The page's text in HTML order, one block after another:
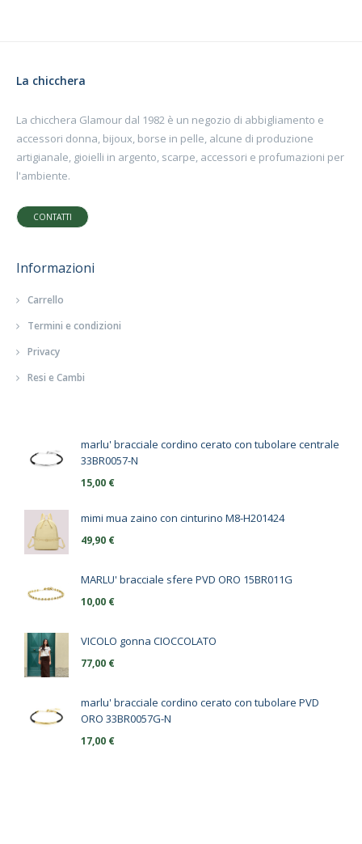
La chicchera
La chicchera Glamour dal 1982 è un negozio di abbigliamento e
accessori donna, bijoux, borse in pelle, alcune di produzione
artigianale, gioielli in argento, scarpe, accessori e profumazioni per
l'ambiente.
CONTATTI
Informazioni
Carrello
Termini e condizioni
Privacy
Resi e Cambi
marlu' bracciale cordino cerato con tubolare centrale
33BR0057-N
15,00 €
mimi mua zaino con cinturino M8-H201424
49,90 €
MARLU' bracciale sfere PVD ORO 15BR011G
10,00 €
VICOLO gonna CIOCCOLATO
77,00 €
marlu' bracciale cordino cerato con tubolare PVD
ORO 33BR0057G-N
17,00 €